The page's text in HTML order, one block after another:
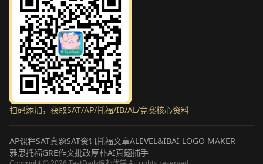
扫码添加，获取SAT/AP/托福/IB/AL/竞赛核心资料
AP课程SAT真题SAT资讯托福文章ALEVEL&IBAI LOGO MAKER
雅思托福GRE作文批改厚朴AI真题捕手